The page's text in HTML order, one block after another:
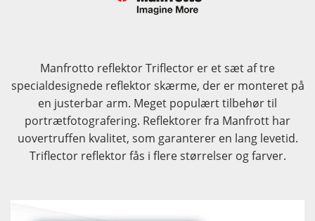
Manfrotto reflektor Triflector er et sæt af tre
specialdesignede reflektor skærme, der er monteret på
en justerbar arm. Meget populært tilbehør til
portrætfotografering. Reflektorer fra Manfrott har
uovertruffen kvalitet, som garanterer en lang levetid.
Triflector reflektor fås i flere størrelser og farver.